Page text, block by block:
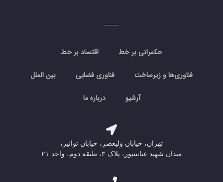
حکمرانی بر خط اقتصاد بر خط
فناوری‌ها و زیرساخت فناوری فضایی بین الملل
آرشیو درباره ما
تهران، خیابان ولیعصر، خیابان توانیر،
میدان شهید عباسپور، پلاک ۳، طبقه دوم، واحد ۲۱